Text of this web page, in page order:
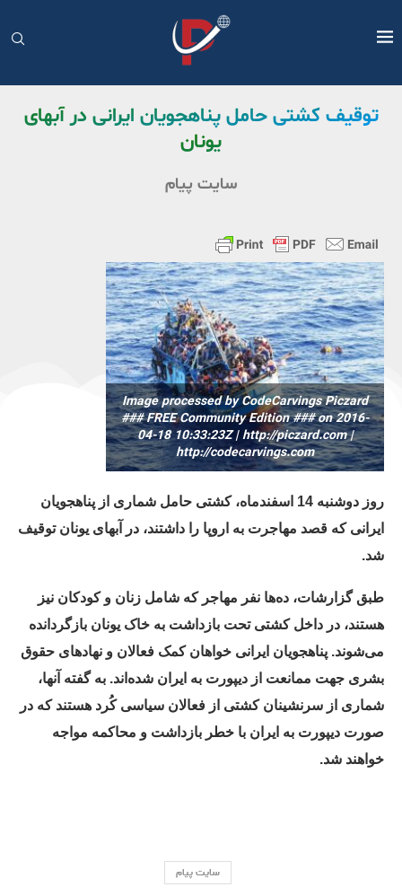
توقیف کشتی حامل پناهجویان ایرانی در آبهای
یونان
سایت پیام
Image processed by CodeCarvings Piczard
### FREE Community Edition ### on 2016-
04-18 10:33:23Z | http://piczard.com |
http://codecarvings.com
روز دوشنبه 14 اسفندماه، کشتی حامل شماری از پناهجویان
ایرانی که قصد مهاجرت به اروپا را داشتند، در آبهای یونان توقیف
شد.
طبق گزارشات، ده‌ها نفر مهاجر که شامل زنان و کودکان نیز
هستند، در داخل کشتی تحت بازداشت به خاک یونان بازگردانده
می‌شوند. پناهجویان ایرانی خواهان کمک فعالان و نهادهای حقوق
بشری جهت ممانعت از دیپورت به ایران شده‌اند. به گفته آنها،
شماری از سرنشینان کشتی از فعالان سیاسی کُرد هستند که در
صورت دیپورت به ایران با خطر بازداشت و محاکمه مواجه
خواهند شد.
سایت پیام